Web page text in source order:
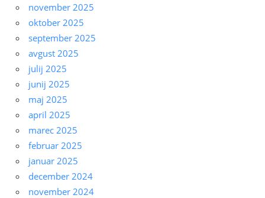
november 2025
oktober 2025
september 2025
avgust 2025
julij 2025
junij 2025
maj 2025
april 2025
marec 2025
februar 2025
januar 2025
december 2024
november 2024